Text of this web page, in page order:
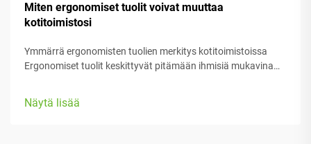
Miten ergonomiset tuolit voivat muuttaa
kotitoimistosi
Ymmärrä ergonomisten tuolien merkitys kotitoimistoissa
Ergonomiset tuolit keskittyvät pitämään ihmisiä mukavina
malleissa on varustettu...
Näytä lisää